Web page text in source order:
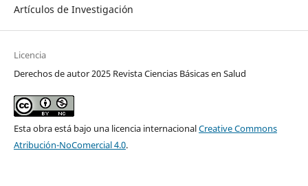
Artículos de Investigación
Licencia
Derechos de autor 2025 Revista Ciencias Básicas en Salud
Esta obra está bajo una licencia internacionalCreative Commons
Atribución-NoComercial 4.0.